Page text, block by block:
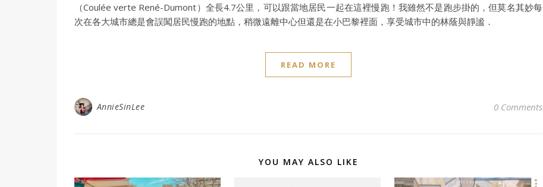
（Coulée verte René-Dumont）全長4.7公里，可以跟當地居民一起在這裡慢跑！我雖然不是跑步掛的，但莫名其妙每
次在各大城市總是會誤闖居民慢跑的地點，稍微遠離中心但還是在小巴黎裡面，享受城市中的林蔭與靜謐．
READ MORE
AnnieSinLee 0 Comments
YOU MAY ALSO LIKE